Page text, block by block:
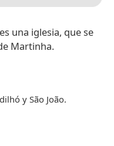
es una iglesia, que se
Martinha.
y São João.